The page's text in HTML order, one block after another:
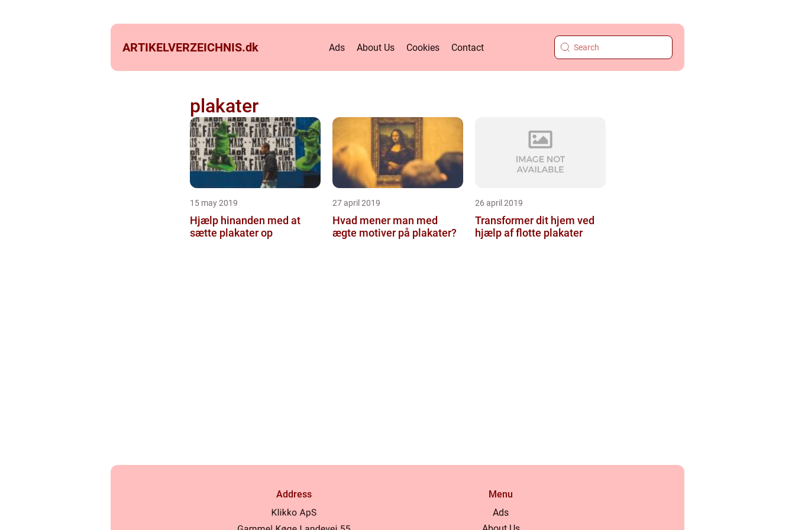
ARTIKELVERZEICHNIS.dk Ads About Us Cookies Contact
plakater
15 may 2019
Hjælp hinanden med at
sætte plakater op
27 april 2019
Hvad mener man med
ægte motiver på plakater?
26 april 2019
Transformer dit hjem ved
hjælp af flotte plakater
Address
Menu
Ads